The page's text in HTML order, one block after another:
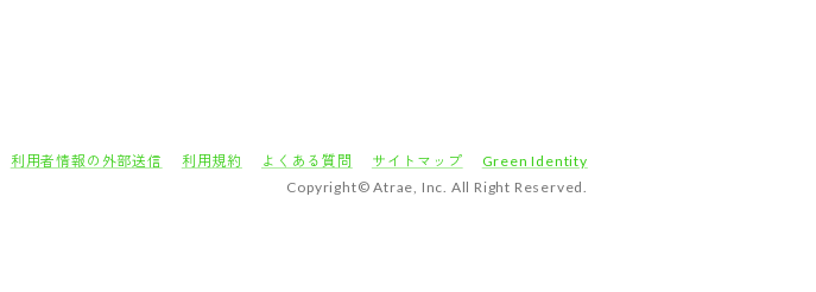
利用者情報の外部送信 利用規約 よくある質問 サイトマップ
Green Identity
Copyright© Atrae, Inc. All Right Reserved.